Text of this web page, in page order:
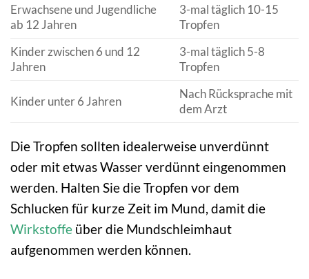
Erwachsene und Jugendliche
ab 12 Jahren
3-mal täglich 10-15
Tropfen
Kinder zwischen 6 und 12
Jahren
3-mal täglich 5-8
Tropfen
Kinder unter 6 Jahren
Nach Rücksprache mit
dem Arzt
Die Tropfen sollten idealerweise unverdünnt
oder mit etwas Wasser verdünnt eingenommen
werden. Halten Sie die Tropfen vor dem
Schlucken für kurze Zeit im Mund, damit die
Wirkstoffe über die Mundschleimhaut
aufgenommen werden können.